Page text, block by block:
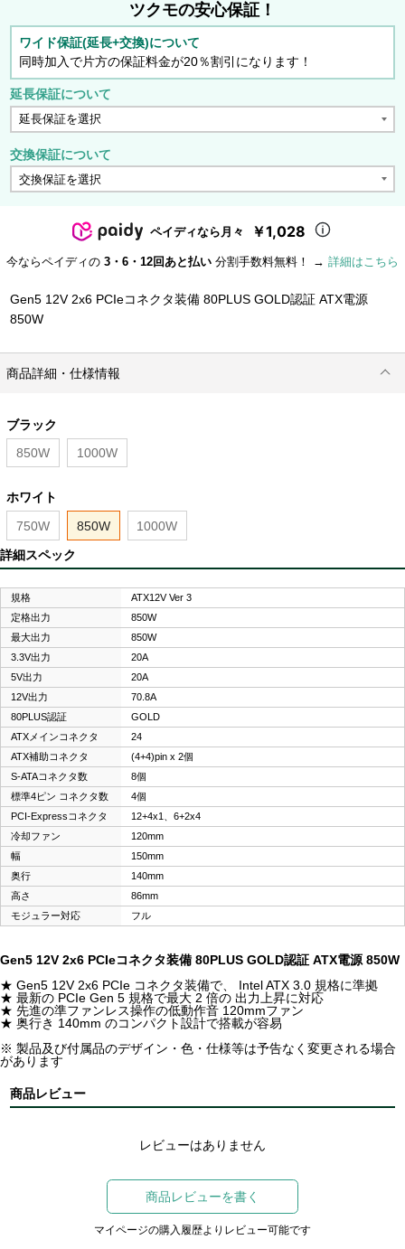
ツクモの安心保証！
ワイド保証(延長+交換)について
同時加入で片方の保証料金が20％割引になります！
延長保証について
交換保証について
ペイディなら月々 ￥1,028
今ならペイディの 3・6・12回あと払い 分割手数料無料！ → 詳細はこちら
Gen5 12V 2x6 PCIeコネクタ装備 80PLUS GOLD認証 ATX電源
850W
商品詳細・仕様情報
ブラック
850W
1000W
ホワイト
750W
850W
1000W
詳細スペック
規格
ATX12V Ver 3
定格出力
850W
最大出力
850W
3.3V出力
20A
5V出力
20A
12V出力
70.8A
80PLUS認証
GOLD
ATXメインコネクタ
24
ATX補助コネクタ
(4+4)pin x 2個
S-ATAコネクタ数
8個
標準4ピン コネクタ数
4個
PCI-Expressコネクタ
12+4x1、6+2x4
冷却ファン
120mm
幅
150mm
奥行
140mm
高さ
86mm
モジュラー対応
フル
Gen5 12V 2x6 PCIeコネクタ装備 80PLUS GOLD認証 ATX電源 850W
★ Gen5 12V 2x6 PCIe コネクタ装備で、 Intel ATX 3.0 規格に準拠
★ 最新の PCIe Gen 5 規格で最大 2 倍の 出力上昇に対応
★ 先進の準ファンレス操作の低動作音 120mmファン
★ 奥行き 140mm のコンパクト設計で搭載が容易
※ 製品及び付属品のデザイン・色・仕様等は予告なく変更される場合
があります
商品レビュー
レビューはありません
商品レビューを書く
マイページの購入履歴よりレビュー可能です